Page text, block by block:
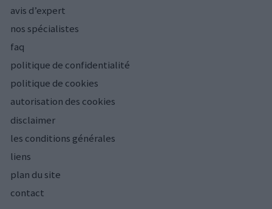
avis d’expert
nos spécialistes
faq
politique de confidentialité
politique de cookies
autorisation des cookies
disclaimer
les conditions générales
liens
plan du site
contact